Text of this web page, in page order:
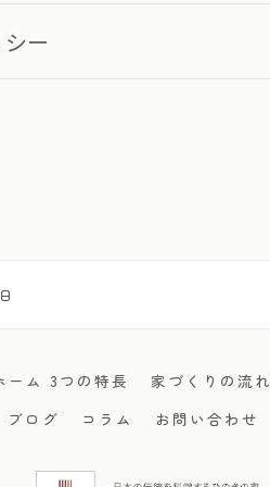
ー
ーム 3つの特長 家づくりの流れ
ブログ コラム お問い合わせ